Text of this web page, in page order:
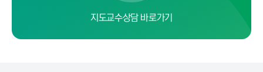
지도교수상담 바로가기